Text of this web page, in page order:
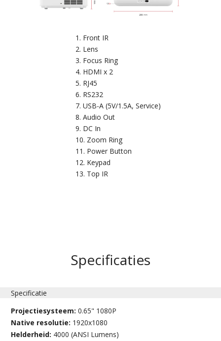
Front IR
Lens
Focus Ring
HDMI x 2
RJ45
RS232
USB-A (5V/1.5A, Service)
Audio Out
DC In
Zoom Ring
Power Button
Keypad
Top IR
Specificaties
Specificatie
Projectiesysteem:0.65" 1080P
Native resolutie: 1920x1080
Helderheid: 4000 (ANSI Lumens)